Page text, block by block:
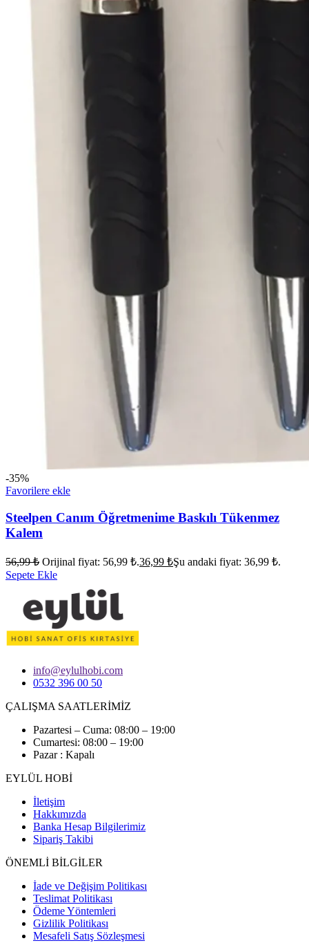
-35%
Favorilere ekle
Steelpen Canım Öğretmenime Baskılı Tükenmez
Kalem
56,99₺ Orijinal fiyat: 56,99 ₺.36,99 ₺Şu andaki fiyat: 36,99 ₺.
Sepete Ekle
info@eylulhobi.com
0532 396 00 50
ÇALIŞMA SAATLERİMİZ
Pazartesi – Cuma: 08:00 – 19:00
Cumartesi: 08:00 – 19:00
Pazar : Kapalı
EYLÜL HOBİ
İletişim
Hakkımızda
Banka Hesap Bilgilerimiz
Sipariş Takibi
ÖNEMLİ BİLGİLER
İade ve Değişim Politikası
Teslimat Politikası
Ödeme Yöntemleri
Gizlilik Politikası
Mesafeli Satış Sözleşmesi